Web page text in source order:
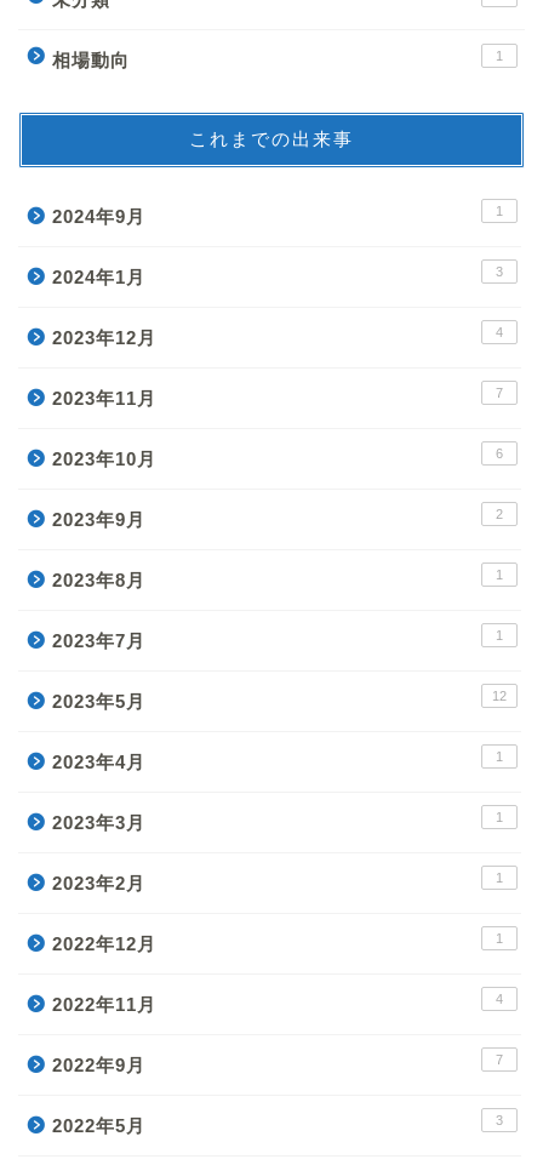
相場動向 1
これまでの出来事
2024年9月 1
2024年1月 3
2023年12月 4
2023年11月 7
2023年10月 6
2023年9月 2
2023年8月 1
2023年7月 1
2023年5月 12
2023年4月 1
2023年3月 1
2023年2月 1
2022年12月 1
2022年11月 4
2022年9月 7
2022年5月 3